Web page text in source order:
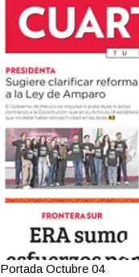
Portada Octubre 04